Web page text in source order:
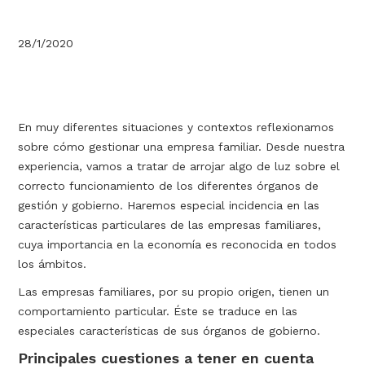
28/1/2020
En muy diferentes situaciones y contextos reflexionamos
sobre cómo gestionar una empresa familiar. Desde nuestra
experiencia, vamos a tratar de arrojar algo de luz sobre el
correcto funcionamiento de los diferentes órganos de
gestión y gobierno. Haremos especial incidencia en las
características particulares de las empresas familiares,
cuya importancia en la economía es reconocida en todos
los ámbitos.
Las empresas familiares, por su propio origen, tienen un
comportamiento particular. Éste se traduce en las
especiales características de sus órganos de gobierno.
Principales cuestiones a tener en cuenta